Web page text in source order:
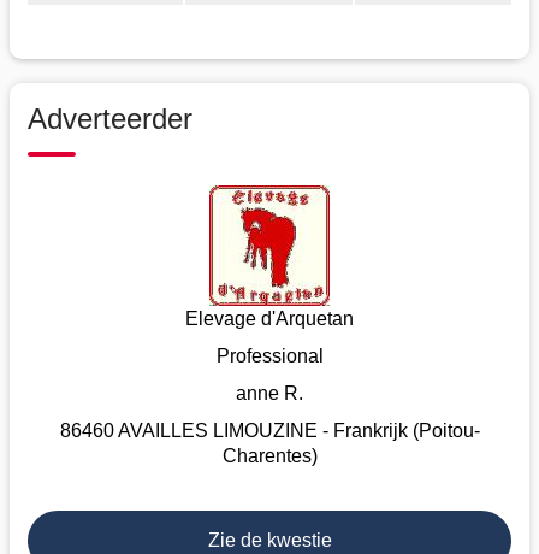
Adverteerder
Elevage d'Arquetan
Professional
anne R.
86460 AVAILLES LIMOUZINE - Frankrijk (Poitou-
Charentes)
Zie de kwestie